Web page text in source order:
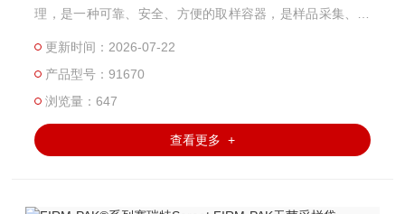
理，是一种可靠、安全、方便的取样容器，是样品采集、储
染，适用于多种行业的样品采集，例如液体、粉末、颗粒、
酱料等产品。Seroat实验室无菌采样袋取样袋
更新时间：2026-07-22
产品型号：91670
浏览量：647
查看更多 +